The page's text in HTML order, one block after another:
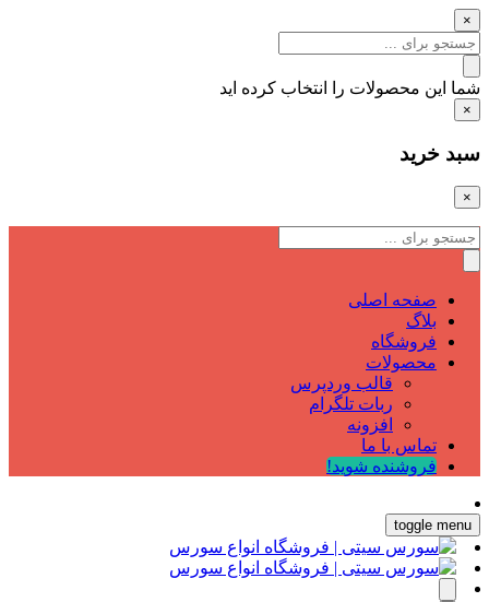
×
شما این محصولات را انتخاب کرده اید
×
سبد خرید
×
صفحه اصلی
بلاگ
فروشگاه
محصولات
قالب وردپرس
ربات تلگرام
افزونه
تماس با ما
فروشنده شوید!
toggle menu